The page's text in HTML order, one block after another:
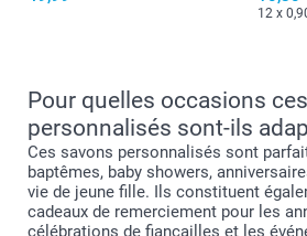
12 x
Pour quelles occasions
personnalisés sont-ils
Ces savons personnalisés sont
baptêmes, baby showers,
vie de jeune fille. Ils constituent
cadeaux de remerciement pour les
célébrations de fiançailles et les